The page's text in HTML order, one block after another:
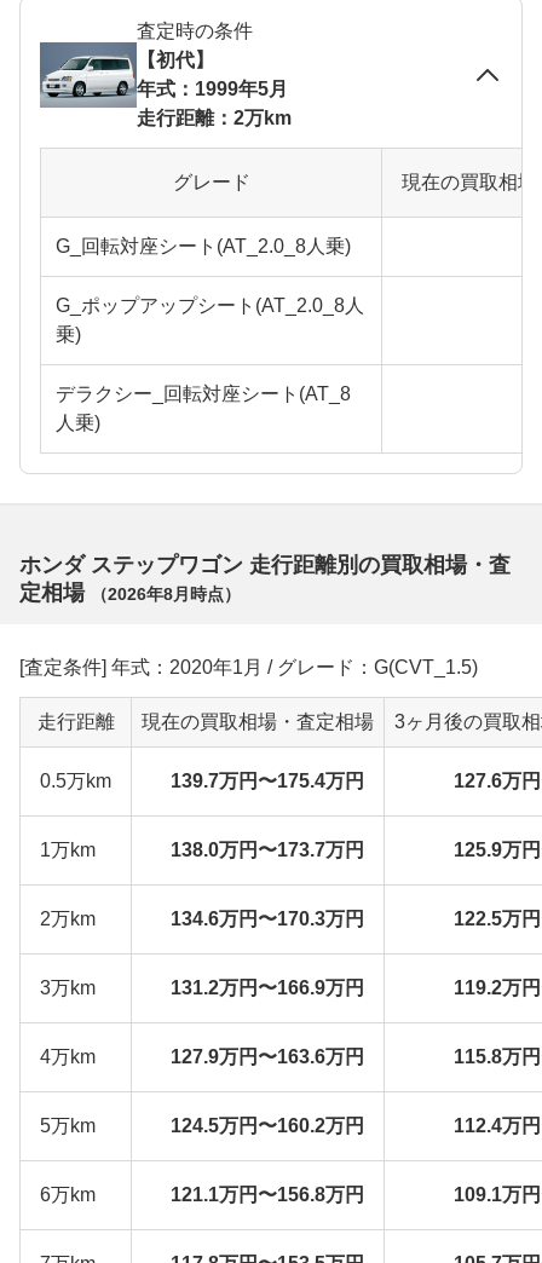
査定時の条件
【初代】
年式：1999年5月
走行距離：2万km
グレード 現在の買取相
G_回転対座シート(AT_2.0_8人乗)
G_ポップアップシート(AT_2.0_8人
乗)
デラクシー_回転対座シート(AT_8
人乗)
ホンダ ステップワゴン 走行距離別の買取相場・査
定相場
（2026年8月 時点）
[査定条件] 年式：2020年1月 / グレード：G(CVT_1.5)
走行距離 現在の買取相場・査定相場 3ヶ月後の買取
0.5万km 139.7万円〜175.4万円 127.6万
1万km 138.0万円〜173.7万円 125.9万
2万km 134.6万円〜170.3万円 122.5万
3万km 131.2万円〜166.9万円 119.2万
4万km 127.9万円〜163.6万円 115.8万
5万km 124.5万円〜160.2万円 112.4万
6万km 121.1万円〜156.8万円 109.1万